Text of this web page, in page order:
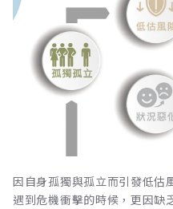
因自身孤獨與孤立而引發低估
遇到危機衝擊的時候，更因缺